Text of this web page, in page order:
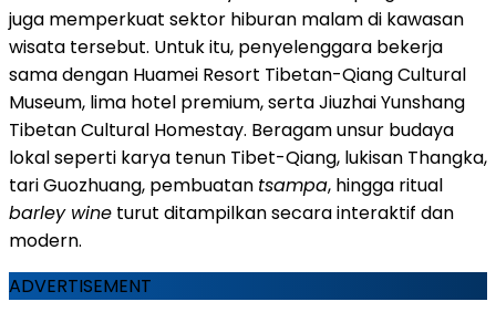
juga memperkuat sektor hiburan malam di kawasan
wisata tersebut. Untuk itu, penyelenggara bekerja
sama dengan Huamei Resort Tibetan-Qiang Cultural
Museum, lima hotel premium, serta Jiuzhai Yunshang
Tibetan Cultural Homestay. Beragam unsur budaya
lokal seperti karya tenun Tibet-Qiang, lukisan Thangka,
tari Guozhuang, pembuatan tsampa, hingga ritual
barley wine turut ditampilkan secara interaktif dan
modern.
ADVERTISEMENT